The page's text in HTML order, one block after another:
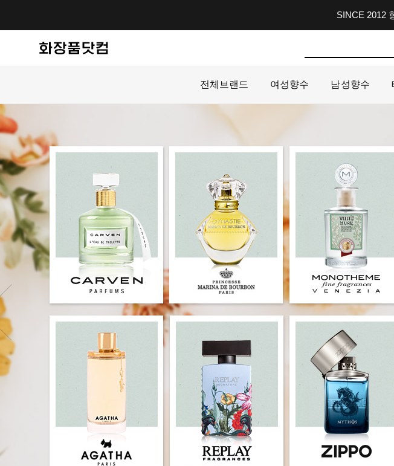
SINCE 2012
전체브랜드 여성향수 남성향수